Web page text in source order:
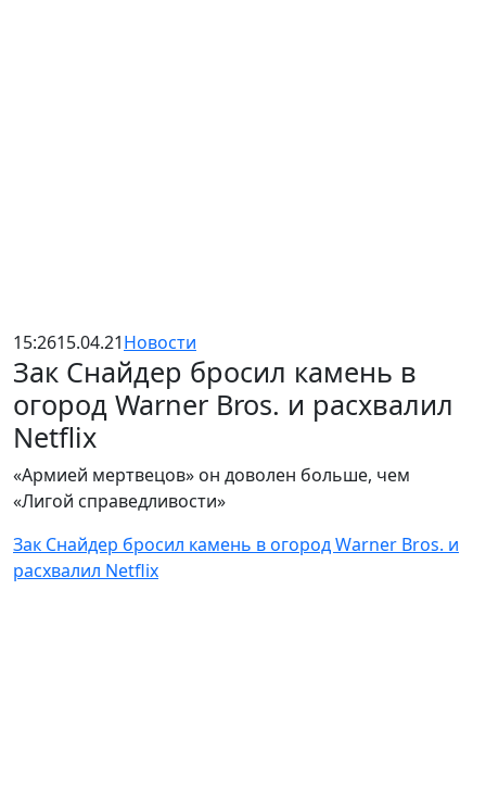
15:2615.04.21Новости
Зак Снайдер бросил камень в
огород Warner Bros. и расхвалил
Netflix
«Армией мертвецов» он доволен больше, чем
«Лигой справедливости»
Зак Снайдер бросил камень в огород Warner Bros. и
расхвалил Netflix